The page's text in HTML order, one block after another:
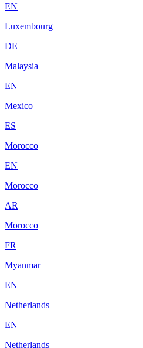
EN
Luxembourg
DE
Malaysia
EN
Mexico
ES
Morocco
EN
Morocco
AR
Morocco
FR
Myanmar
EN
Netherlands
EN
Netherlands